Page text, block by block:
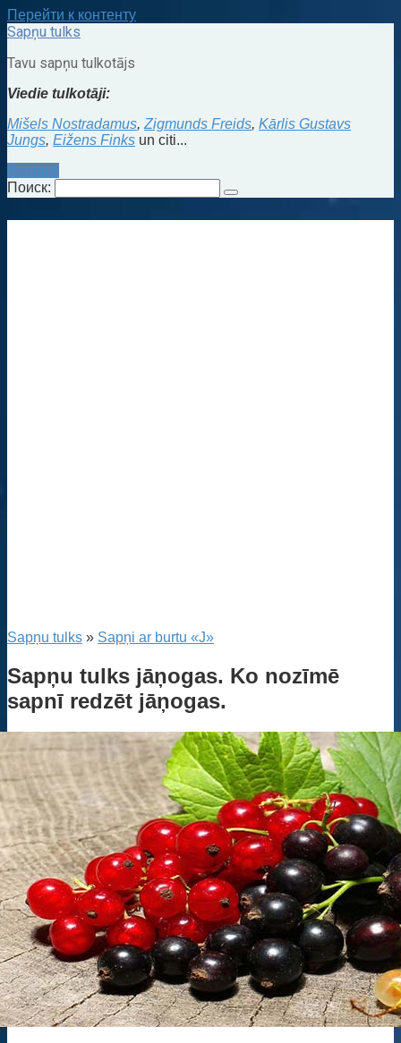
Перейти к контенту
Sapņu tulks
Tavu sapņu tulkotājs
Viedie tulkotāji:
Mišels Nostradamus, Zigmunds Freids, Kārlis Gustavs
Jungs, Eižens Finks un citi...
Kontakti
Поиск:
Sapņu tulks » Sapņi ar burtu «J»
Sapņu tulks jāņogas. Ko nozīmē
sapnī redzēt jāņogas.